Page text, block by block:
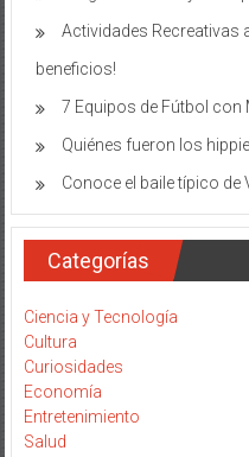
Actividades Recreativas
beneficios!
7 Equipos de Fútbol con
Quiénes fueron los
Conoce el baile típico de
Categorías
Ciencia y Tecnología
Cultura
Curiosidades
Economía
Entretenimiento
Salud